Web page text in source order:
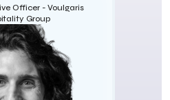
Officer - Voulgaris
Group